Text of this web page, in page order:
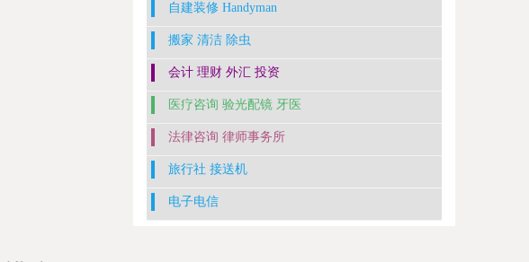
自建装修 Handyman
搬家 清洁 除虫
会计 理财 外汇 投资
医疗咨询 验光配镜 牙医
法律咨询 律师事务所
旅行社 接送机
电子电信